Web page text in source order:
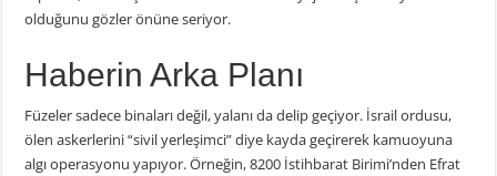
olduğunu gözler önüne seriyor.
Haberin Arka Planı
Füzeler sadece binaları değil, yalanı da delip geçiyor. İsrail ordusu,
ölen askerlerini “sivil yerleşimci” diye kayda geçirerek kamuoyuna
algı operasyonu yapıyor. Örneğin, 8200 İstihbarat Birimi’nden Efrat